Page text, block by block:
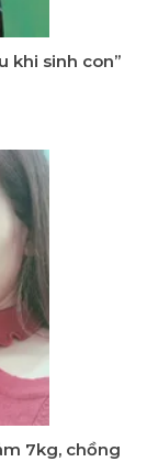
khi sinh con”
7kg, chồng